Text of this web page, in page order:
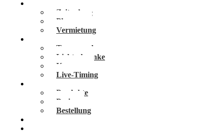
Zeitnahme
Planung
Vermietung
Transponder
Lichtschranke
Kameras
Live-Timing
Produkte
Preise
Bestellung